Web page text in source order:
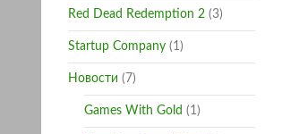
Red Dead Redemption 2 (3)
Startup Company (1)
Новости (7)
Games With Gold (1)